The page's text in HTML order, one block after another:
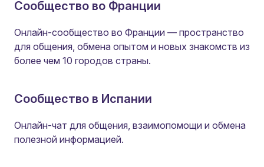
Cообщество во Франции
Онлайн-сообщество во Франции — пространство
для общения, обмена опытом и новых знакомств из
более чем 10 городов страны.
Сообщество в Испании
Онлайн-чат для общения, взаимопомощи и обмена
полезной информацией.